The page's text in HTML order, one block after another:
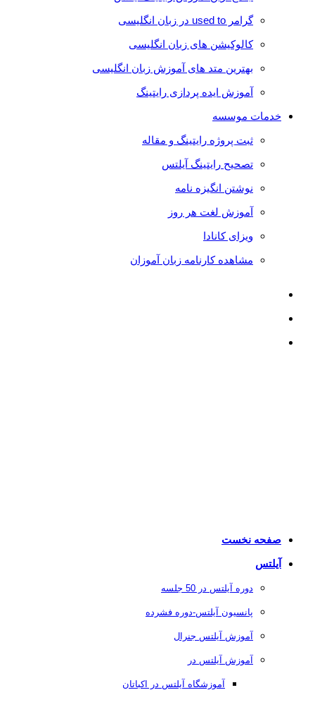
گرامر used to در زبان انگلیسی
کالوکیشن های زبان انگلیسی
بهترین متد های آموزش زبان انگلیسی
آموزش ایده پردازی رایتینگ
خدمات موسسه
ثبت پروژه رایتینگ و مقاله
تصحیح رایتینگ آیلتس
نوشتن انگیزه نامه
آموزش لغت هر روز
ویزای کانادا
مشاهده کارنامه زبان آموزان
صفحه نخست
آیلتس
دوره آیلتس در 50 جلسه
پانسیون آیلتس-دوره فشرده
آموزش آیلتس جنرال
آموزش آیلتس در
آموزشگاه آیلتس در اکباتان